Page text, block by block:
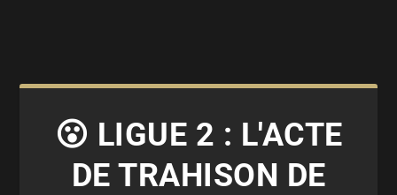
😮 LIGUE 2 : L'ACTE
DE TRAHISON DE